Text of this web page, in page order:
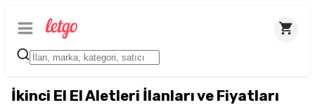
İkinci El El Aletleri İlanları ve Fiyatları